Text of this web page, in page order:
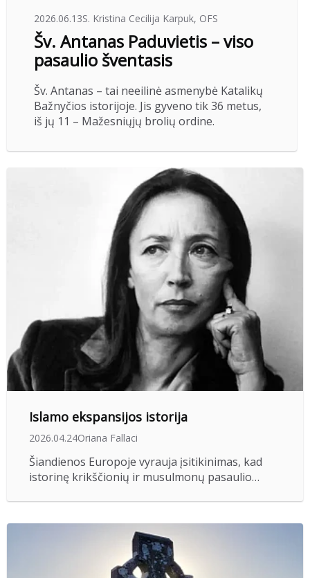
2026.06.13S. Kristina Cecilija Karpuk, OFS
Šv. Antanas Paduvietis – viso
pasaulio šventasis
Šv. Antanas – tai neeilinė asmenybė Katalikų
Bažnyčios istorijoje. Jis gyveno tik 36 metus,
iš jų 11 – Mažesniųjų brolių ordine.
Islamo ekspansijos istorija
2026.04.24Oriana Fallaci
Šiandienos Europoje vyrauja įsitikinimas, kad
istorinę krikščionių ir musulmonų pasaulio…